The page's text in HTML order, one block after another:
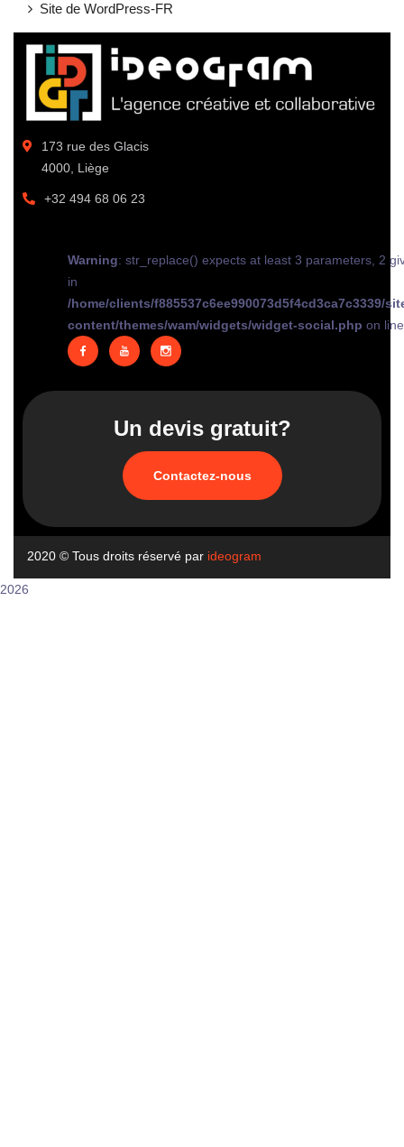
Site de WordPress-FR
173 rue des Glacis
4000, Liège
+32 494 68 06 23
Warning: str_replace() expects at least 3 parameters, 2
in
/home/clients/f885537c6ee990073d5f4cd3ca7c3339/
content/themes/wam/widgets/widget-social.php on
Un devis gratuit?
Contactez-nous
2020 © Tous droits réservé par ideogram
2026